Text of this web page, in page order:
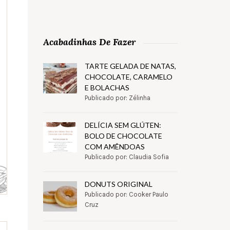
Acabadinhas De Fazer
TARTE GELADA DE NATAS,
CHOCOLATE, CARAMELO
E BOLACHAS
Publicado por: Zélinha
DELÍCIA SEM GLÚTEN:
BOLO DE CHOCOLATE
COM AMÊNDOAS
Publicado por: Claudia Sofia
DONUTS ORIGINAL
Publicado por: Cooker Paulo
Cruz